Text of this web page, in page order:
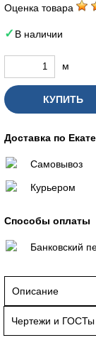
Оценка товара
В наличии
м
КУПИТЬ
Доставка по
Самовывоз
Курьером
Способы оплаты
Банковский
Описание
Чертежи и ГОСТы